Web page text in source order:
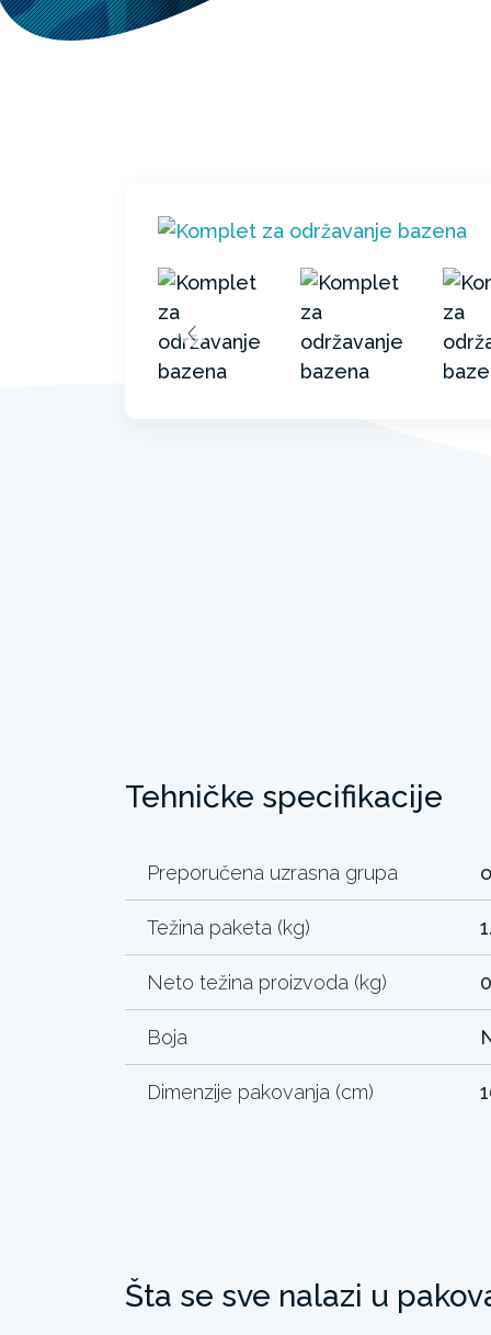
Tehničke specifikacije
Preporučena uzrasna grupa
Težina paketa (kg)
Neto težina proizvoda (kg)
Boja
Dimenzije pakovanja (cm)
Šta se sve nalazi u